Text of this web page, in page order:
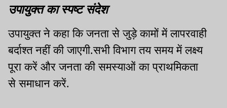
उपायुक्त का स्पष्ट संदेश
उपायुक्त ने कहा कि जनता से जुड़े कामों में लापरवाही
बर्दाश्त नहीं की जाएगी.सभी विभाग तय समय में लक्ष्य
पूरा करें और जनता की समस्याओं का प्राथमिकता
से समाधान करें.